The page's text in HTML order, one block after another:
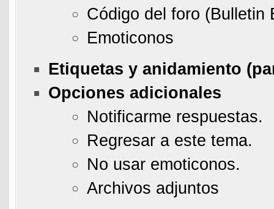
Código del foro (Bulletin
Emoticonos
Etiquetas y anidamiento
Opciones adicionales
Notificarme respuestas.
Regresar a este tema.
No usar emoticonos.
Archivos adjuntos